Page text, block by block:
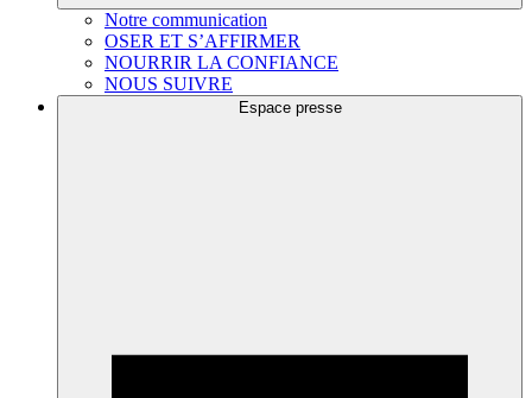
Notre communication
OSER ET S’AFFIRMER
NOURRIR LA CONFIANCE
NOUS SUIVRE
Espace presse